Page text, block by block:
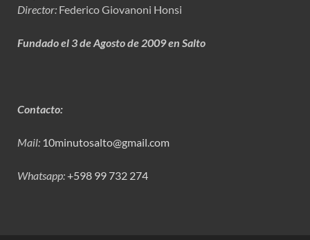
Director: Federico Giovanoni Honsi
Fundado el 3 de Agosto de 2009 en Salto
Contacto:
Mail: 10minutosalto@gmail.com
Whatsapp:+598 99 732 274